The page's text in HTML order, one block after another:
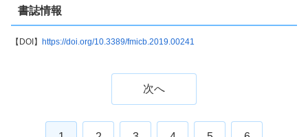
書誌情報
【DOI】 https://doi.org/10.3389/fmicb.2019.00241
次へ